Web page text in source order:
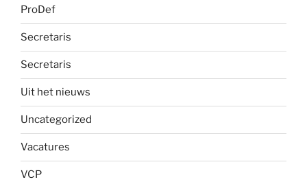
ProDef
Secretaris
Secretaris
Uit het nieuws
Uncategorized
Vacatures
VCP